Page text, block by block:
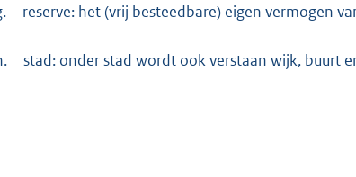
reserve: het (vrij besteedbare) eigen vermogen
stad: onder stad wordt ook verstaan wijk, buurt